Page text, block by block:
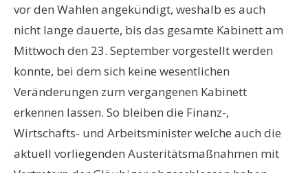
vor den Wahlen angekündigt, weshalb es auch
nicht lange dauerte, bis das gesamte Kabinett am
Mittwoch den 23. September vorgestellt werden
konnte, bei dem sich keine wesentlichen
Veränderungen zum vergangenen Kabinett
erkennen lassen. So bleiben die Finanz-,
Wirtschafts- und Arbeitsminister welche auch die
aktuell vorliegenden Austeritätsmaßnahmen mit